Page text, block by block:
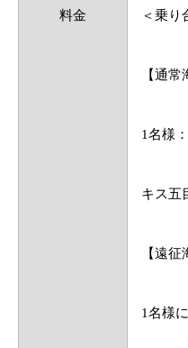
料金 ＜乗り
【通常
1名様
キス五
【遠征
1名様